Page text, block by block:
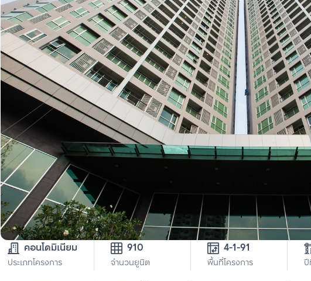
คอนโดมิเนียม
ประเภทโครงการ
910
จำนวนยูนิต
4-1-91
พื้นที่โครงการ ปี